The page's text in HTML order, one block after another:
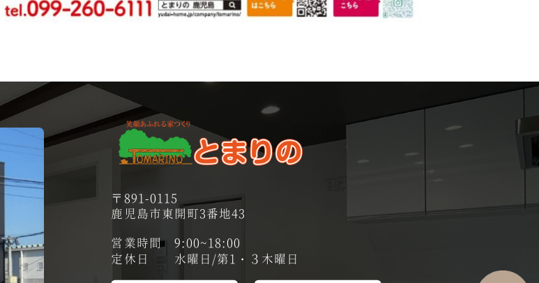
〒891-0115
鹿児島市東開町3番地43
営業時間 9:00~18:00
定休日 水曜日/第1・３木曜日